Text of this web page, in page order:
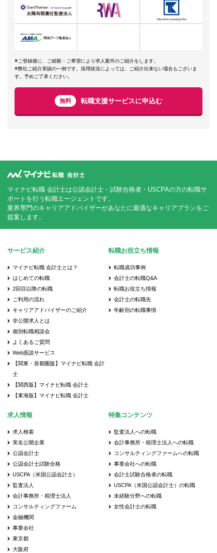
※ご登録後に、ご経験・ご希望により求人案件のご紹介をします。
※弊社ご紹介実績の一例です。採用状況によっては、ご紹介出来ない場合もございま
す。予めご了承ください。
無料 転職支援サービスに申込む
マイナビ転職 会計士は公認会計士・試験合格者・USCPAの方の転職サ
ポートを行う転職エージェントです。
業界専門のキャリアアドバイザーがあなたに最適なキャリアプランをご
提案します。
サービス紹介
マイナビ転職 会計士とは？
はじめての転職
2回目以降の転職
ご利用の流れ
キャリアアドバイザーのご紹介
非公開求人とは
個別転職相談会
よくあるご質問
Web面談サービス
【関東・首都圏版】マイナビ転職 会計
士
【関西版】マイナビ転職 会計士
【東海版】マイナビ転職 会計士
転職お役立ち情報
転職成功事例
会計士の転職Q&A
転職お役立ち情報
会計士の転職先
年齢別の転職事情
求人情報
求人検索
実名公開企業
公認会計士
公認会計士試験合格
USCPA（米国公認会計士）
監査法人
会計事務所・税理士法人
コンサルティングファーム
金融機関
事業会社
東京都
大阪府
特集コンテンツ
監査法人への転職
会計事務所・税理士法人への転職
コンサルティングファームへの転職
事業会社への転職
会計士試験合格者の転職
USCPA（米国公認会計士）の転職
未経験分野への転職
女性会計士の転職